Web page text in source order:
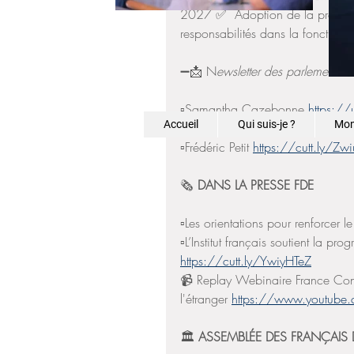
2027 ✅  Adoption de la
responsabilités dans la fonction
➖📩 Newsletter des
▫️Samantha Cazebonne https://
▫️Amelia Lakrafi https://urlz.fr/
▫️Frédéric Petit https://cutt.ly/
🗞 DANS LA PRESSE FDE
▫️Les orientations pour renforcer
▫️L’Institut français soutient la
https://cutt.ly/YwiyHTeZ
📹 Replay Webinaire France
l'étranger https://
🏛 ASSEMBLÉE DES FRANÇAIS
Accueil Qui suis-je ?